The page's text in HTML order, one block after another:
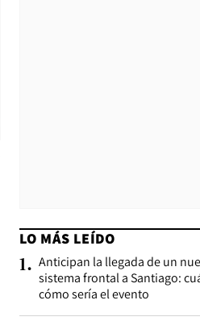
LO MÁS LEÍDO
1. Anticipan la llegada de un
sistema frontal a Santiago:
cómo sería el evento